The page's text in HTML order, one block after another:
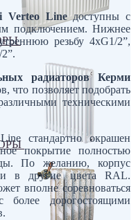
Verteo Lineдоступны с
подключением. Нижнее
резьбу 4хG1/2”,
радиаторов Керми
что позволяет подобрать
техническими
стандартно окрашен
покрытие полностью
По желанию, корпус
и в другие цвета RAL.
вполне соревноваться
дорогостоящими